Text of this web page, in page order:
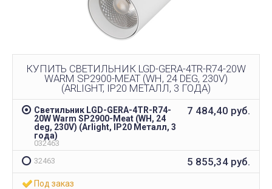
КУПИТЬ СВЕТИЛЬНИК LGD-GERA-4TR-R74-20W
WARM SP2900-MEAT (WH, 24 DEG, 230V)
(ARLIGHT, IP20 МЕТАЛЛ, 3 ГОДА)
Светильник LGD-GERA-4TR-R74-
20W Warm SP2900-Meat (WH, 24
deg, 230V) (Arlight, IP20 Металл, 3
года)
032463
7 484,40 руб.
32463 5 855,34 руб.
Под заказ